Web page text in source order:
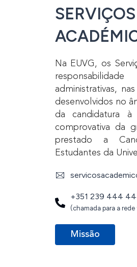
SERVIÇOS
Na EUVG, os
administrativas,
desenvolvidos no
da candidatura
comprovativa da
prestado a
Estudantes da
+351 239 444
(chamada para a rede
Missão